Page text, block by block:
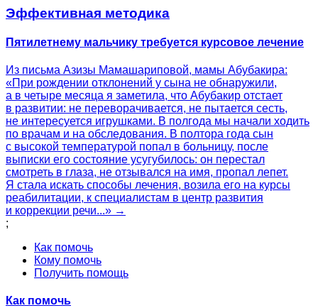
Эффективная методика
Пятилетнему мальчику требуется курсовое лечение
Из письма Азизы Мамашариповой, мамы Абубакира:
«При рождении отклонений у сына не обнаружили,
а в четыре месяца я заметила, что Абубакир отстает
в развитии: не переворачивается, не пытается сесть,
не интересуется игрушками. В полгода мы начали ходить
по врачам и на обследования. В полтора года сын
с высокой температурой попал в больницу, после
выписки его состояние усугубилось: он перестал
смотреть в глаза, не отзывался на имя, пропал лепет.
Я стала искать способы лечения, возила его на курсы
реабилитации, к специалистам в центр развития
и коррекции речи...» →
;
Как помочь
Кому помочь
Получить помощь
Как помочь